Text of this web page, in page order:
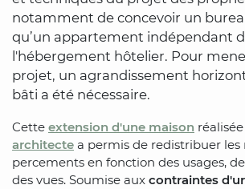
notamment de concevoir un
qu’un appartement indépendant
l'hébergement hôtelier. Pour
projet, un agrandissement
bâti a été nécessaire.
Cette extension d'une maison
architecte a permis de redistribuer les
percements en fonction des usages,
des vues. Soumise aux contraintes